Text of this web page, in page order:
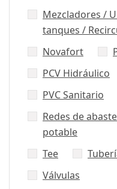
Mezcladores /
tanques /
Novafort
PCV Hidráulico
PVC Sanitario
Redes de
potable
Tee
Válvulas